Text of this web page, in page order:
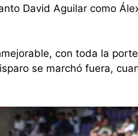
David Aguilar como
con toda la
se marchó fuera,